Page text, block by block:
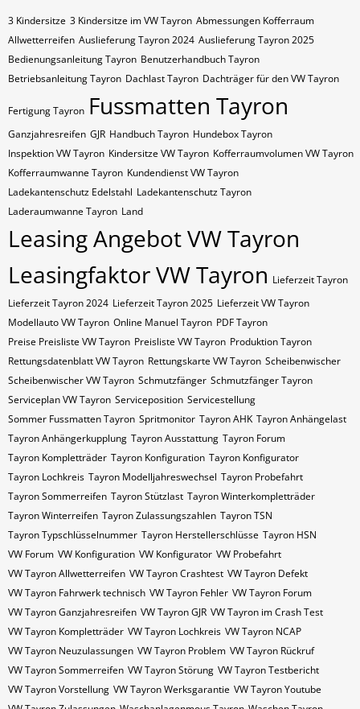
3 Kindersitze 3 Kindersitze im VW Tayron Abmessungen Kofferraum
Allwetterreifen Auslieferung Tayron 2024 Auslieferung Tayron 2025
Bedienungsanleitung Tayron Benutzerhandbuch Tayron
Betriebsanleitung Tayron Dachlast Tayron Dachträger für den VW Tayron
Fertigung Tayron Fussmatten Tayron
Ganzjahresreifen GJR Handbuch Tayron Hundebox Tayron
Inspektion VW Tayron Kindersitze VW Tayron Kofferraumvolumen VW Tayron
Kofferraumwanne Tayron Kundendienst VW Tayron
Ladekantenschutz Edelstahl Ladekantenschutz Tayron
Laderaumwanne Tayron Land
Leasing Angebot VW Tayron
Leasingfaktor VW Tayron Lieferzeit Tayron
Lieferzeit Tayron 2024 Lieferzeit Tayron 2025 Lieferzeit VW Tayron
Modellauto VW Tayron Online Manuel Tayron PDF Tayron
Preise Preisliste VW Tayron Preisliste VW Tayron Produktion Tayron
Rettungsdatenblatt VW Tayron Rettungskarte VW Tayron Scheibenwischer
Scheibenwischer VW​ Tayron Schmutzfänger Schmutzfänger Tayron
Serviceplan VW Tayron Serviceposition Servicestellung
Sommer Fussmatten Tayron Spritmonitor Tayron AHK Tayron Anhängelast
Tayron Anhängerkupplung Tayron Ausstattung Tayron Forum
Tayron Kompletträder Tayron Konfiguration Tayron Konfigurator
Tayron Lochkreis Tayron Modelljahreswechsel Tayron Probefahrt
Tayron Sommerreifen Tayron Stützlast Tayron Winterkompletträder
Tayron Winterreifen Tayron Zulassungszahlen Tayron​​​​ TSN
Tayron​​​​ Typschlüsselnummer Tayron​​​​​ Herstellerschlüsse Tayron​​​​​ HSN
VW Forum VW Konfiguration VW Konfigurator VW Probefahrt
VW Tayron Allwetterreifen VW Tayron Crashtest VW Tayron Defekt
VW Tayron Fahrwerk technisch VW Tayron Fehler VW Tayron Forum
VW Tayron Ganzjahresreifen VW Tayron GJR VW Tayron im Crash Test
VW Tayron Kompletträder VW Tayron Lochkreis VW Tayron NCAP
VW Tayron Neuzulassungen VW Tayron Problem VW Tayron Rückruf
VW Tayron Sommerreifen VW Tayron Störung VW Tayron Testbericht
VW Tayron Vorstellung VW Tayron Werksgarantie VW Tayron Youtube